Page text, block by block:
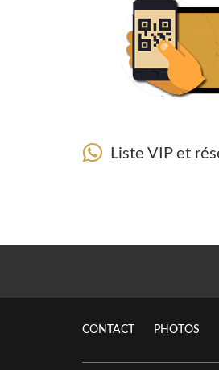
Liste VIP et
CONTACT PHOTOS